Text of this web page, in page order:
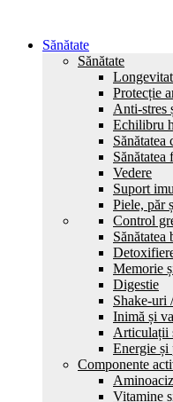
Sănătate
Sănătate
Protecție
Anti-stres
Echilibru
Sănătatea
Sănătatea
Vedere
Suport
Piele, păr
Control
Sănătatea
Memorie
Digestie
Shake-uri
Inimă și
Articulații
Energie și
Componente
Vitamine